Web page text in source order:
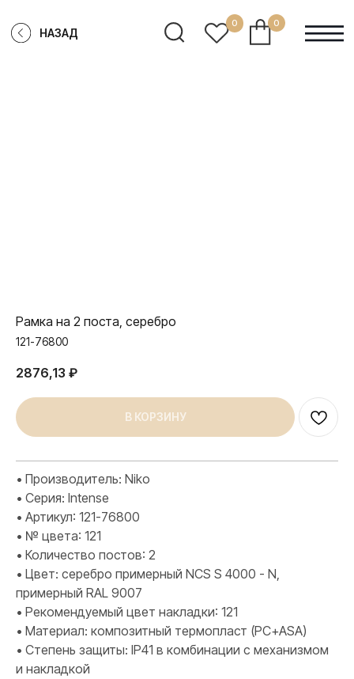
НАЗАД
Рамка на 2 поста, серебро
121-76800
2876,13 ₽
В КОРЗИНУ
• Производитель: Niko
• Серия: Intense
• Артикул: 121-76800
• № цвета: 121
• Количество постов: 2
• Цвет: серебро примерный NCS S 4000 - N,
примерный RAL 9007
• Рекомендуемый цвет накладки: 121
• Материал: композитный термопласт (PC+ASA)
• Степень защиты: IP41 в комбинации с механизмом
и накладкой